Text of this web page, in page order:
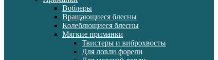
Воблеры
Вращающиеся блесны
Колеблющиеся блесны
Мягкие приманки
Твистеры и виброхвосты
Для ловли форели